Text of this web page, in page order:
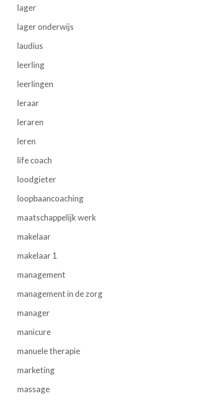
lager
lager onderwijs
laudius
leerling
leerlingen
leraar
leraren
leren
life coach
loodgieter
loopbaancoaching
maatschappelijk werk
makelaar
makelaar 1
management
management in de zorg
manager
manicure
manuele therapie
marketing
massage